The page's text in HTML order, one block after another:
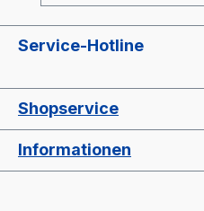
Materialbehälter aus
Luftverteiler" wie bei
Auslaßschieber-
Heizungsregler
Service-Hotline
Shopservice
Informationen